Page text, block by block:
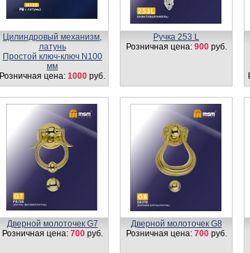
Цилиндровый механизм,
латунь
Простой ключ-ключ N100
мм
Розничная цена: 1000 руб.
Ручка 253 L
Розничная цена: 900руб.
Дверной молоточек G7
Розничная цена: 700руб.
Дверной молоточек G8
Розничная цена: 700руб.